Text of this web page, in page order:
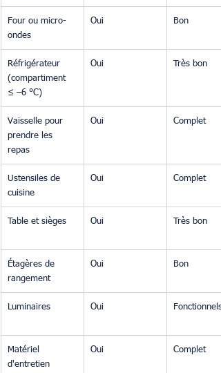
Four ou micro-
ondes
Oui Bon
Réfrigérateur
(compartiment
≤ –6 °C)
Oui Très bon
Vaisselle pour
prendre les
repas
Oui Complet
Ustensiles de
cuisine
Oui Complet
Table et sièges Oui Très bon
Étagères de
rangement
Oui Bon
Luminaires Oui Fonctionnels
Matériel
d'entretien
Oui Complet